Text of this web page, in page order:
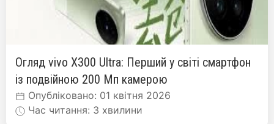
Огляд vivo X300 Ultra: Перший у світі смартфон
із подвійною 200 Мп камерою
Опубліковано: 01 квітня 2026
Час читання: 3 хвилини